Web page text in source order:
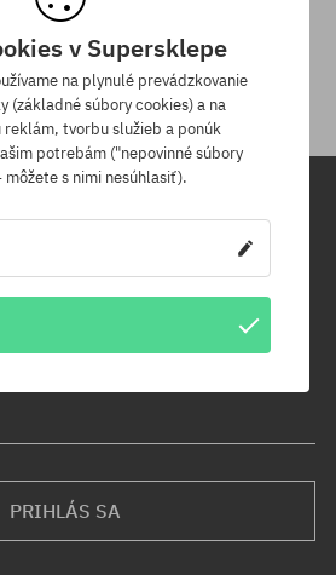
na vrátenie tovaru
máš 30 dní od dňa obdržania zásielky.
newsletteru a ako prvý sa dozviete o
a propagačných akciách!
PRIHLÁS SA
v Supersklepe
na plynulé prevádzkovanie
(základné súbory cookies) a na
reklám, tvorbu služieb a ponúk
potrebám ("nepovinné súbory
môžete s nimi nesúhlasiť).